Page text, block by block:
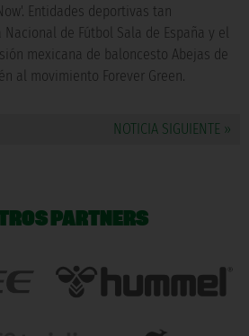
Entidades deportivas tan
de Fútbol Sala de España y el
mexicana de baloncesto Abejas de
al movimiento Forever Green.
NOTICIA SIGUIENTE »
PARTNERS